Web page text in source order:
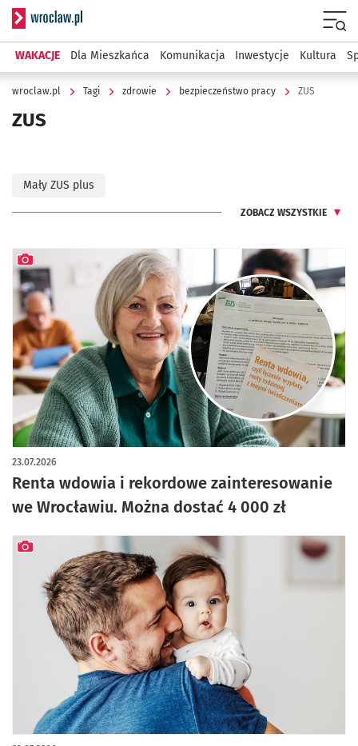
Serwis informacyjny wroclaw.pl
WAKACJE Dla Mieszkańca Komunikacja Inwestycje Kultura
wroclaw.pl Tagi zdrowie bezpieczeństwo pracy ZUS
ZUS
Mały ZUS plus
ZOBACZ WSZYSTKIE
Renta wdowia i rekordowe zainteresowanie
we Wrocławiu. Można dostać 4 000 zł
23.07.2026
artykuł z galerią zdjęć